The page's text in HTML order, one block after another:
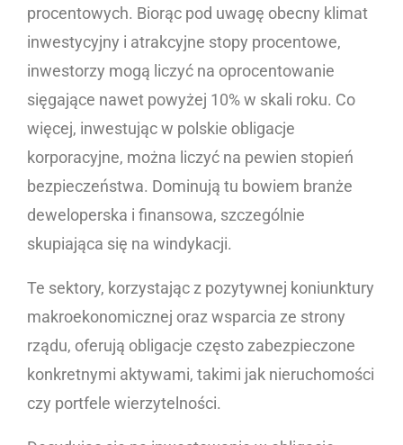
procentowych. Biorąc pod uwagę obecny klimat
inwestycyjny i atrakcyjne stopy procentowe,
inwestorzy mogą liczyć na oprocentowanie
sięgające nawet powyżej 10% w skali roku. Co
więcej, inwestując w polskie obligacje
korporacyjne, można liczyć na pewien stopień
bezpieczeństwa. Dominują tu bowiem branże
deweloperska i finansowa, szczególnie
skupiająca się na windykacji.
Te sektory, korzystając z pozytywnej koniunktury
makroekonomicznej oraz wsparcia ze strony
rządu, oferują obligacje często zabezpieczone
konkretnymi aktywami, takimi jak nieruchomości
czy portfele wierzytelności.